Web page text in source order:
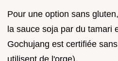
Pour une option sans
la sauce soja par du tamari
Gochujang est certifiée
utilisent de l'orge).